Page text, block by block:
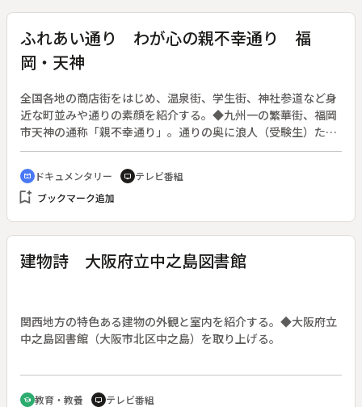
ふれあい通り わが心の親不幸通り 福
岡・天神
全国各地の商店街をはじめ、温泉街、学生街、神社参道など身
近な町並みや通りの素顔を紹介する。◆九州一の繁華街、福岡
市天神の通称「親不幸通り」。通りの奥に浪人（受験生）たち
が通う予備校が多いことから、２０年ぐらい前からそう呼ばれ
ている。昼間の受験生の街が、夜は若者の歓楽街に変わる。若
者の町として町が活気づくのを歓迎する反面、すぐ近くまで白
浜の海辺だったことを知る古くからの住民にとっては、その変
わがままの通る町に通じるとして昨年、福岡市が本来の「天神
万町通り」に変えたいと提案したことをきっかけに、古くから
の住民と新しい商店街の人たちが協力して外から来る若者と共
cinematic_blur ドキュメンタリー tv テレビ番組
bookmark_add ブックマーク追加
建物詩 大阪府立中之島図書館
関西地方の特色ある建物の外観と室内を紹介する。◆大阪府立
中之島図書館（大阪市北区中之島）を取り上げる。
school 教育・教養 tv テレビ番組